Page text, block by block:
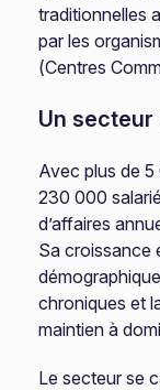
traditionnelles
par les
(Centres
Un
Avec plus de
230 000
d’affaires
Sa croissance
chroniques et
maintien à
Le secteur se